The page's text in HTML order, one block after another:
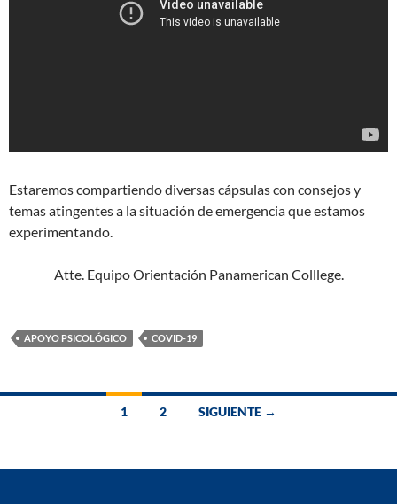
Estaremos compartiendo diversas cápsulas con consejos y
temas atingentes a la situación de emergencia que estamos
experimentando.
Atte. Equipo Orientación Panamerican Colllege.
APOYO PSICOLÓGICO COVID-19
las
1 2 SIGUIENTE →